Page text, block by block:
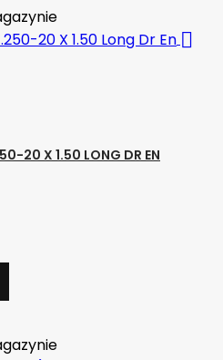

20 X 1.50 LONG DR EN